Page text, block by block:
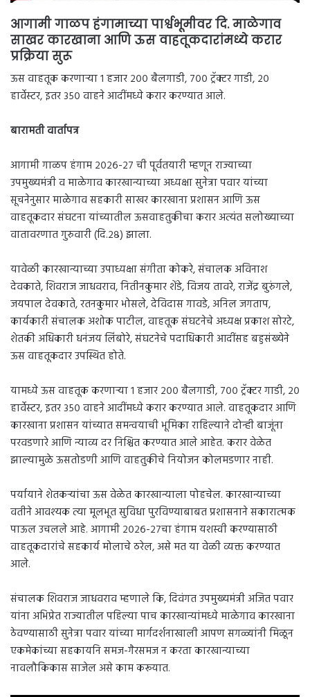
आगामी गाळप हंगामाच्या पार्श्वभूमीवर दि. माळेगाव
साखर कारखाना आणि ऊस वाहतूकदारांमध्ये करार
प्रक्रिया सुरू
ऊस वाहतूक करणाऱ्या १ हजार २०० बैलगाडी, ७०० ट्रॅक्टर गाडी, २०
हार्वेस्टर, इतर ३५० वाहने आदींमध्ये करार करण्यात आले.
बारामती वार्तापत्र
आगामी गाळप हंगाम २०२६-२७ ची पूर्वतयारी म्हणून राज्याच्या
उपमुख्यमंत्री व माळेगाव कारखान्याच्या अध्यक्षा सुनेत्रा पवार यांच्या
सूचनेनुसार माळेगाव सहकारी साखर कारखाना प्रशासन आणि ऊस
वाहतूकदार संघटना यांच्यातील ऊसवाहतुकीचा करार अत्यंत सलोख्याच्या
वातावरणात गुरुवारी (दि.२८) झाला.
यावेळी कारखान्याच्या उपाध्यक्षा संगीता कोकरे, संचालक अविनाश
देवकाते, शिवराज जाधवराव, नितीनकुमार शेंडे, विजय तावरे, राजेंद्र बुरुंगले,
जयपाल देवकाते, रतनकुमार भोसले, देविदास गावडे, अनिल जगताप,
कार्यकारी संचालक अशोक पाटील, वाहतूक संघटनेचे अध्यक्ष प्रकाश सोरटे,
शेतकी अधिकारी धनंजय लिंबोरे, संघटनेचे पदाधिकारी आदींसह बहुसंख्येने
ऊस वाहतूकदार उपस्थित होते.
यामध्ये ऊस वाहतूक करणाऱ्या १ हजार २०० बैलगाडी, ७०० ट्रॅक्टर गाडी, २०
हार्वेस्टर, इतर ३५० वाहने आदींमध्ये करार करण्यात आले. वाहतूकदार आणि
कारखाना प्रशासन यांच्यात समन्वयाची भूमिका राहिल्याने दोन्ही बाजूंना
परवडणारे आणि न्याव्य दर निश्चित करण्यात आले आहेत. करार वेळेत
झाल्यामुळे ऊसतोडणी आणि वाहतुकीचे नियोजन कोलमडणार नाही.
पर्यायाने शेतकऱ्यांचा ऊस वेळेत कारखान्याला पोहचेल. कारखान्याच्या
वतीने आवश्यक त्या मूलभूत सुविधा पुरविण्याबाबत प्रशासनाने सकारात्मक
पाऊल उचलले आहे. आगामी २०२६-२७चा हंगाम यशस्वी करण्यासाठी
वाहतूकदारांचे सहकार्य मोलाचे ठरेल, असे मत या वेळी व्यक्त करण्यात
आले.
संचालक शिवराज जाधवराव म्हणाले कि, दिवंगत उपमुख्यमंत्री अजित पवार
यांना अभिप्रेत राज्यातील पहिल्या पाच कारखान्यांमध्ये माळेगाव कारखाना
ठेवण्यासाठी सुनेत्रा पवार यांच्या मार्गदर्शनाखाली आपण सगळ्यांनी मिळून
एकमेकांच्या सहकायनि समज-गैरसमज न करता कारखान्याच्या
नावलौकिकास साजेल असे काम करूयात.